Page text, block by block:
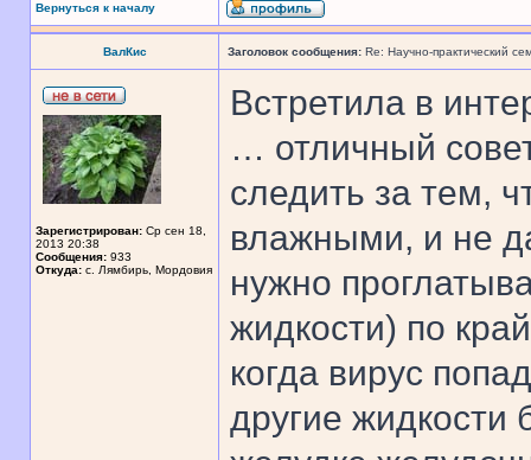
Вернуться к началу
ВалКис Заголовок сообщения: Re: Научно-практический
Зарегистрирован: Ср сен 18,
2013 20:38
Сообщения: 933
Откуда: с. Лямбирь, Мордовия
Встретила в
… отличный
следить за тем,
влажными, и не
нужно
жидкости) по
когда вирус
другие жидкости